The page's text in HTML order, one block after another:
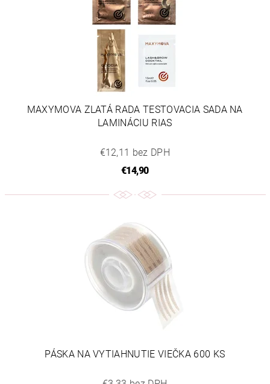
MAXYMOVA ZLATÁ RADA TESTOVACIA SADA NA
LAMINÁCIU RIAS
€12,11 bez DPH
€14,90
PÁSKA NA VYTIAHNUTIE VIEČKA 600 KS